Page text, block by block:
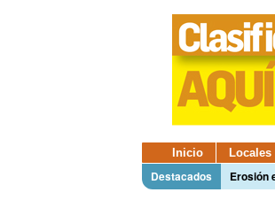
Inicio Locales
Destacados Erosión